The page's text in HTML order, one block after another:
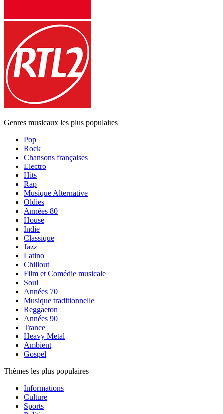
Genres musicaux les plus populaires
Pop
Rock
Chansons françaises
Electro
Hits
Rap
Musique Alternative
Oldies
Années 80
House
Indie
Classique
Jazz
Latino
Chillout
Film et Comédie musicale
Soul
Années 70
Musique traditionnelle
Reggaeton
Années 90
Trance
Heavy Metal
Ambient
Gospel
Thèmes les plus populaires
Informations
Culture
Sports